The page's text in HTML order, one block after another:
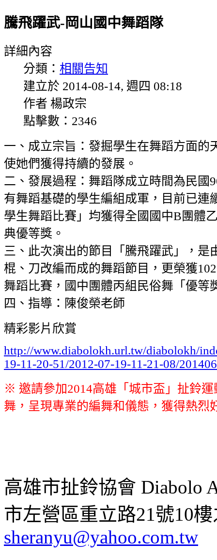
騰飛躍武-岡山國中舞蹈隊
詳細內容
分類： 相關告知
建立於 2014-08-14, 週四 08:18
作者 楊政宗
點擊數：2346
一、成立宗旨：發掘學生在舞蹈方面的
使她們獲得持續的發展。
二、發展過程：舞蹈隊成立時間為民國
有舞蹈基礎的學生編組成軍，目前已連
學生舞蹈比賽」均獲得全國國中B團體
典優等獎。
三、此次演出的節目「騰飛躍武」，是
棍、刀改編而成的舞蹈節目，更榮獲
舞蹈比賽，國中團體丙組民俗舞「優等
四、指導：陳俊榮老師
精彩影片欣賞
http://www.diabolokh.url.tw/diabolokh/
19-11-20-51/2012-07-19-11-21-08/
※ 邀請參加2014高雄「城市盃」扯鈴
舞，呈現專業的編舞和儀態 ， 獲得熱烈
高雄市扯鈴協會 Diabolo
市左營區重立路21號10
sheranyu@yahoo.com.tw